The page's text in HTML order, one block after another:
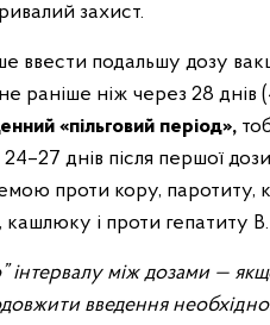
захист.
ввести подальшу дозу
раніше ніж через 28 днів
«пільговий період»,
днів після першої
проти кору, паротиту,
кашлюку і проти гепатиту B.
інтервалу між дозами —
введення необхідної